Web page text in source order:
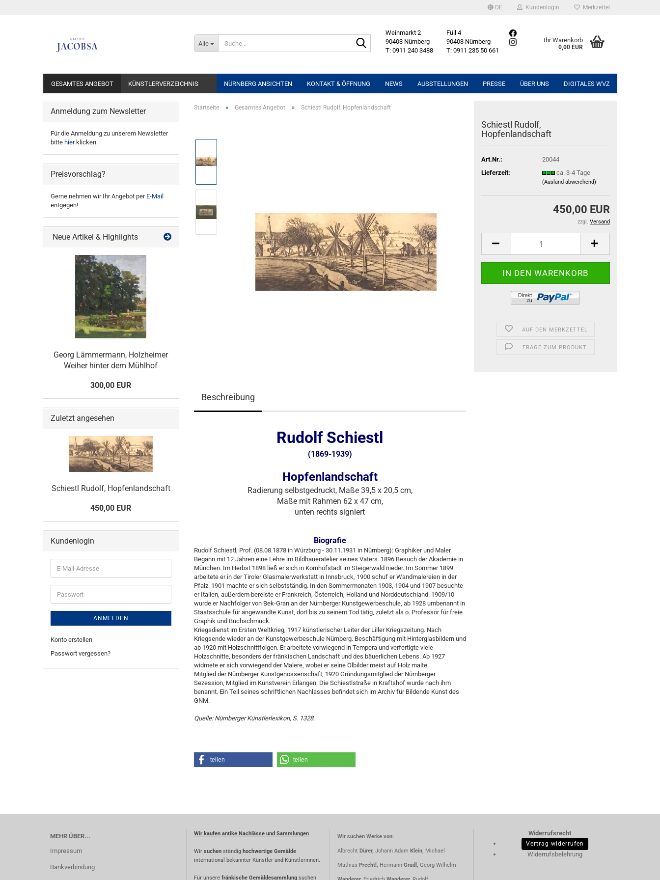
DE Kundenlogin Merkzettel
Alle
Suche...
Weinmarkt 2
Füll 4
90403 Nürnberg
90403 Nürnberg
T: 0911 240 3488
T: 0911 235 50 661
Ihr Warenkorb
0,00 EUR
GESAMTES ANGEBOT KÜNSTLERVERZEICHNIS NÜRNBERG ANSICHTEN KONTAKT & ÖFFNUNG NEWS AUSSTELLUNGEN PRESSE ÜBER UNS DIGITALES WVZ
Startseite » Gesamtes Angebot » Schiestl Rudolf, Hopfenlandschaft
Schiestl Rudolf,
Hopfenlandschaft
Art.Nr.:
20044
Lieferzeit:
ca. 3-4 Tage
(Ausland abweichend)
450,00 EUR
zzgl. Versand
AUF DEN MERKZETTEL
FRAGE ZUM PRODUKT
Beschreibung
Rudolf Schiestl
(1869-1939)
Hopfenlandschaft
Radierung selbstgedruckt, Maße 39,5 x 20,5 cm,
Maße mit Rahmen 62 x 47 cm,
unten rechts signiert
Biografie
Rudolf Schiestl, Prof. (08.08.1878 in Würzburg - 30.11.1931 in Nürnberg): Graphiker und Maler.
Begann mit 12 Jahren eine Lehre im Bildhaueratelier seines Vaters. 1896 Besuch der Akademie in
München. Im Herbst 1898 ließ er sich in Kornhöfstadt im Steigerwald nieder. Im Sommer 1899
arbeitete er in der Tiroler Glasmalerwerkstatt in Innsbruck, 1900 schuf er Wandmalereien in der
Pfalz. 1901 machte er sich selbstständig. In den Sommermonaten 1903, 1904 und 1907 besuchte
er Italien, außerdem bereiste er Frankreich, Österreich, Holland und Norddeutschland. 1909/10
wurde er Nachfolger von Bek-Gran an der Nürnberger Kunstgewerbeschule, ab 1928 umbenannt in
Staatsschule für angewandte Kunst, dort bis zu seinem Tod tätig, zuletzt als o. Professor für freie
Graphik und Buchschmuck.
Kriegsdienst im Ersten Weltkrieg, 1917 künstlerischer Leiter der Liller Kriegszeitung. Nach
Kriegsende wieder an der Kunstgewerbeschule Nürnberg. Beschäftigung mit Hinterglasbildern und
ab 1920 mit Holzschnittfolgen. Er arbeitete vorwiegend in Tempera und verfertigte viele
Holzschnitte, besonders der fränkischen Landschaft und des bäuerlichen Lebens. Ab 1927
widmete er sich vorwiegend der Malere, wobei er seine Ölbilder meist auf Holz malte.
Mitglied der Nürnberger Kunstgenossenschaft, 1920 Gründungsmitglied der Nürnberger
Sezession, Mitglied im Kunstverein Erlangen. Die Schiestlstraße in Kraftshof wurde nach ihm
benannt. Ein Teil seines schriftlichen Nachlasses befindet sich im Archiv für Bildende Kunst des
GNM.
Quelle: Nürnberger Künstlerlexikon, S. 1328.
teilen teilen
Anmeldung zum Newsletter
Für die Anmeldung zu unserem Newsletter
bitte hierklicken.
Preisvorschlag?
Gerne nehmen wir Ihr Angebot per E-Mail
entgegen!
Neue Artikel & Highlights
Georg Lämmermann, Holzheimer
Weiher hinter dem Mühlhof
300,00 EUR
Zuletzt angesehen
Schiestl Rudolf, Hopfenlandschaft
450,00 EUR
Kundenlogin
E-
Mail-
Adresse
Passwort
ANMELDEN
Konto erstellen
Passwort vergessen?
MEHR ÜBER...
Impressum
Bankverbindung
Wir kaufen antike Nachlässe und Sammlungen
Wir suchen ständig hochwertige Gemälde
international bekannter Künstler und Künstlerinnen.
Für unserefränkische Gemäldesammlungsuchen
Wir suchen Werke von:
Albrecht Dürer, Johann Adam Klein, Michael
Mathias Prechtl, Hermann Gradl, Georg Wilhelm
Widerrufsrecht
Vertrag widerrufen
Widerrufsbelehrung